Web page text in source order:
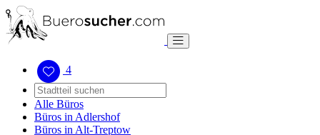
4
Alle Büros
Büros in Adlershof
Büros in Alt-Treptow